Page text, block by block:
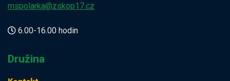
mspolarka@zskop17.cz
6.00-16.00 hodin
Družina